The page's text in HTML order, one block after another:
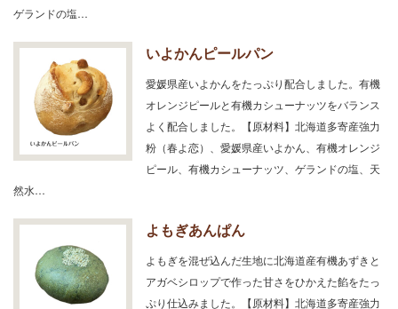
ゲランドの塩…
いよかんピールパン
愛媛県産いよかんをたっぷり配合しました。有機
オレンジピールと有機カシューナッツをバランス
よく配合しました。【原材料】北海道多寄産強力
粉（春よ恋）、愛媛県産いよかん、有機オレンジ
ピール、有機カシューナッツ、ゲランドの塩、天
然水…
よもぎあんぱん
よもぎを混ぜ込んだ生地に北海道産有機あずきと
アガベシロップで作った甘さをひかえた餡をたっ
ぷり仕込みました。【原材料】北海道多寄産強力